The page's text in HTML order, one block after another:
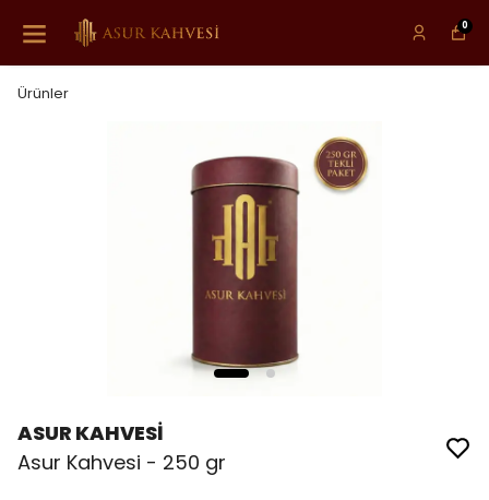
0
Ürünler
ASUR KAHVESİ
Asur Kahvesi - 250 gr